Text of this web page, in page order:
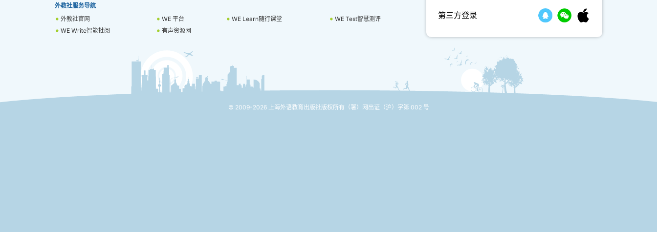
外教社服务导航
外教社官网
WE 平台 WE Learn随行课堂
WE Test智慧测评
WE Write智能批阅
有声资源网
第三方登录
© 2009-2026 上海外语教育出版社版权所有 （署）网出证（沪）字第 002 号